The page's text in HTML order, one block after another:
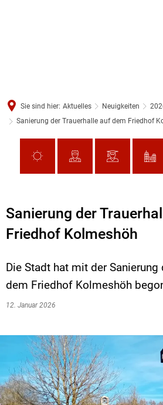
Sie sind hier: Aktuelles Neuigkeiten
Sanierung der Trauerhalle auf dem Friedhof
Sanierung der
Friedhof Kolmeshöh
Die Stadt hat mit der Sanierung
dem Friedhof Kolmeshöh
12. Januar 2026